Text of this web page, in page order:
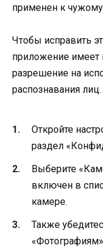
применен к
Чтобы исправить
приложение имеет
разрешение на
распознавания
Откройте
раздел
Выберите
включен в
камере.
Также